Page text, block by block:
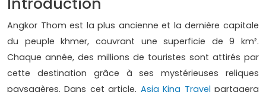
Angkor Thom est la plus ancienne et la dernière capitale
du peuple khmer, couvrant une superficie de 9 km².
Chaque année, des millions de touristes sont attirés par
cette destination grâce à ses mystérieuses reliques
paysagères. Dans cet article, Asia King Travel partagera